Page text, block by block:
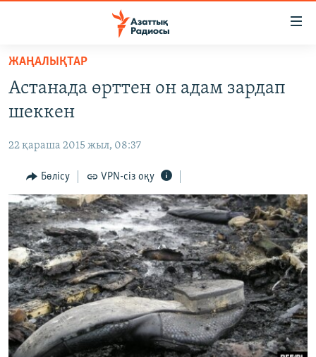
Skip
main
content
to
Navigation
Skip
to
Search
ҚАҢТАР ОҚИҒАСЫ
АДАМ ҚҰҚЫҚТАРЫ
ӘЛЕУМЕТ
ӘЛЕМ
АРНАЙЫ ЖОБАЛАР
Русский
ЖАЗЫЛЫҢЫЗ
ЖАҢАЛЫҚТАР
Астанада өрттен он адам зардап
шеккен
22 қараша 2015 жыл, 08:37
Бөлісу VPN-сіз оқу